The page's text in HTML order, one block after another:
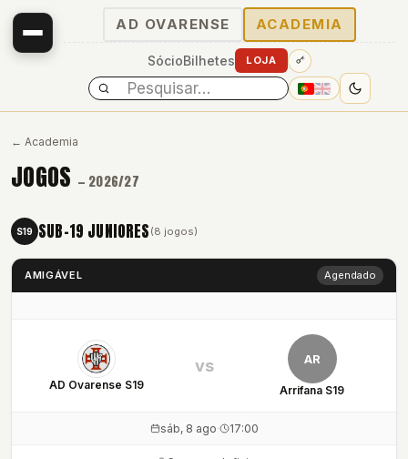
AD OVARENSE ACADEMIA
SócioBilhetes LOJA
← Academia
JOGOS — 2026/27
S19 SUB-19 JUNIORES (8 jogos)
AMIGÁVEL Agendado
AD Ovarense S19
AR
Arrifana S19
vs
sáb, 8 ago· 17:00